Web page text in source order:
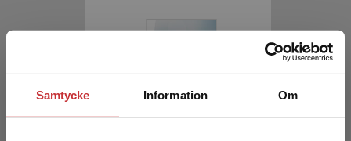
Samtycke Information Om